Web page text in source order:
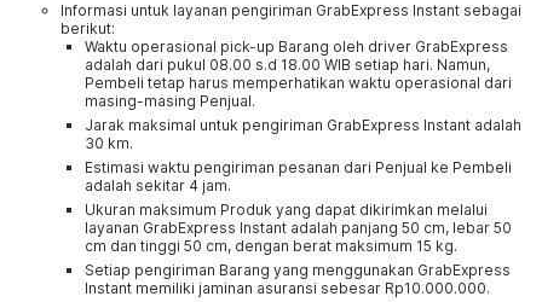
Informasi untuk layanan pengiriman GrabExpress Instant sebagai
berikut:
Waktu operasional pick-up Barang oleh driver GrabExpress
adalah dari pukul 08.00 s.d 18.00 WIB setiap hari. Namun,
Pembeli tetap harus memperhatikan waktu operasional dari
masing-masing Penjual.
Jarak maksimal untuk pengiriman GrabExpress Instant adalah
30 km.
Estimasi waktu pengiriman pesanan dari Penjual ke Pembeli
adalah sekitar 4 jam.
Ukuran maksimum Produk yang dapat dikirimkan melalui
layanan GrabExpress Instant adalah panjang 50 cm, lebar 50
cm dan tinggi 50 cm, dengan berat maksimum 15 kg.
Setiap pengiriman Barang yang menggunakan GrabExpress
Instant memiliki jaminan asuransi sebesar Rp10.000.000.